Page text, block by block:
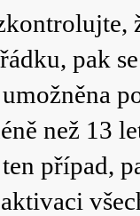
pak
než 13
případ,